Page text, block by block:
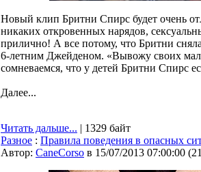
Новый клип Бритни Спирс будет очень
никаких откровенных нарядов,
прилично! А все потому, что Бритни
6-летним Джейденом. «Вывожу своих
сомневаемся, что у детей Бритни Спирс
Далее...
Читать дальше... | 1329 байт
Разное : Правила поведения в опасных
Автор: CaneCorso в 15/07/2013 07:00:00 (